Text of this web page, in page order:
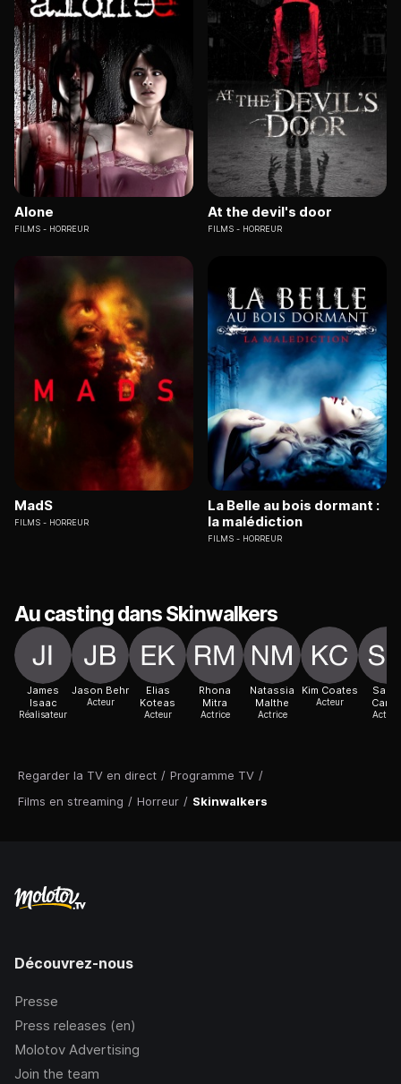
Regarder la TV en direct / Programme TV /
Films en streaming / Horreur / Skinwalkers
Alone
FILMS HORREUR
At the devil's door
FILMS HORREUR
MadS
FILMS HORREUR
La Belle au bois dormant :
la malédiction
FILMS HORREUR
Au casting dans Skinwalkers
James
Isaac
Réalisateur
Jason Behr
Acteur
Elias
Koteas
Acteur
Rhona
Mitra
Actrice
Natassia
Malthe
Actrice
Kim Coates
Acteur
Sarah
Carter
Actrice
Découvrez-nous
Presse
Press releases (en)
Molotov Advertising
Join the team